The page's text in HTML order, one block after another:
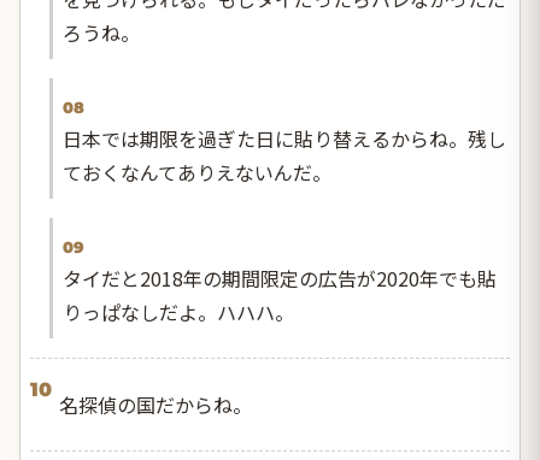
ろうね。
08
日本では期限を過ぎた日に貼り替えるからね。残し
ておくなんてありえないんだ。
09
タイだと2018年の期間限定の広告が2020年でも貼
りっぱなしだよ。ハハハ。
10
名探偵の国だからね。